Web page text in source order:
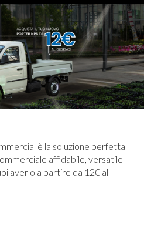
è la soluzione perfetta
affidabile, versatile
averlo a partire da 12€ al